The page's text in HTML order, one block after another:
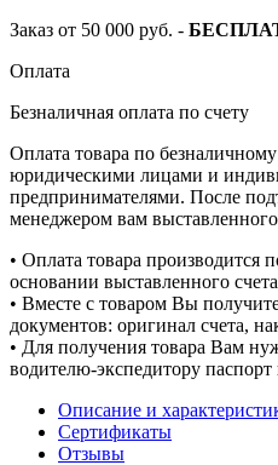
Заказ от 50 000 руб. -
Оплата
Безналичная оплата по счету
Оплата товара по
юридическими лицами и
предпринимателями. После
менеджером вам выставленного
• Оплата товара производится
основании выставленного
• Вместе с товаром Вы
документов: оригинал счета,
• Для получения товара Вам
водителю-экспедитору паспорт
Описание и
Сертификаты
Отзывы